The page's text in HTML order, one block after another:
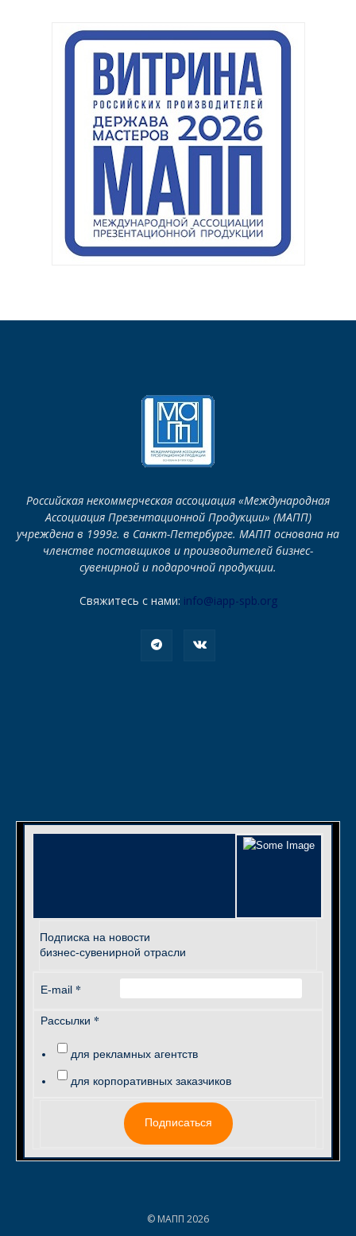
Российская некоммерческая ассоциация «Международная
Ассоциация Презентационной Продукции» (МАПП)
учреждена в 1999г. в Санкт-Петербурге. МАПП основана на
членстве поставщиков и производителей бизнес-
сувенирной и подарочной продукции.
Свяжитесь с нами: info@iapp-spb.org
Подписка на новости
бизнес-сувенирной отрасли
E-mail *
Рассылки *
для рекламных агентств
для корпоративных заказчиков
Подписаться
© МАПП 2026